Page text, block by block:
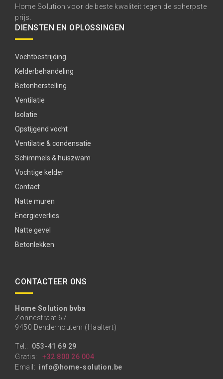
Home Solution voor de beste kwaliteit tegen de scherpste
prijs.
DIENSTEN EN OPLOSSINGEN
Vochtbestrijding
Kelderbehandeling
Betonherstelling
Ventilatie
Isolatie
Opstijgend vocht
Ventilatie & condensatie
Schimmels & huiszwam
Vochtige kelder
Contact
Natte muren
Energieverlies
Natte gevel
Betonlekken
CONTACTEER ONS
Home Solution bvba
Zonnestraat 67
9450 Denderhoutem (Haaltert)
Tel.: 053-41 69 29
Gratis:
+32 800 26 004
Email: info@home-solution.be